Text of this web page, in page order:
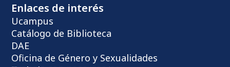
Enlaces de interés
Ucampus
Catálogo de Biblioteca
DAE
Oficina de Género y Sexualidades